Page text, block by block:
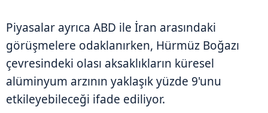
Piyasalar ayrıca ABD ile İran arasındaki
görüşmelere odaklanırken, Hürmüz Boğazı
çevresindeki olası aksaklıkların küresel
alüminyum arzının yaklaşık yüzde 9'unu
etkileyebileceği ifade ediliyor.